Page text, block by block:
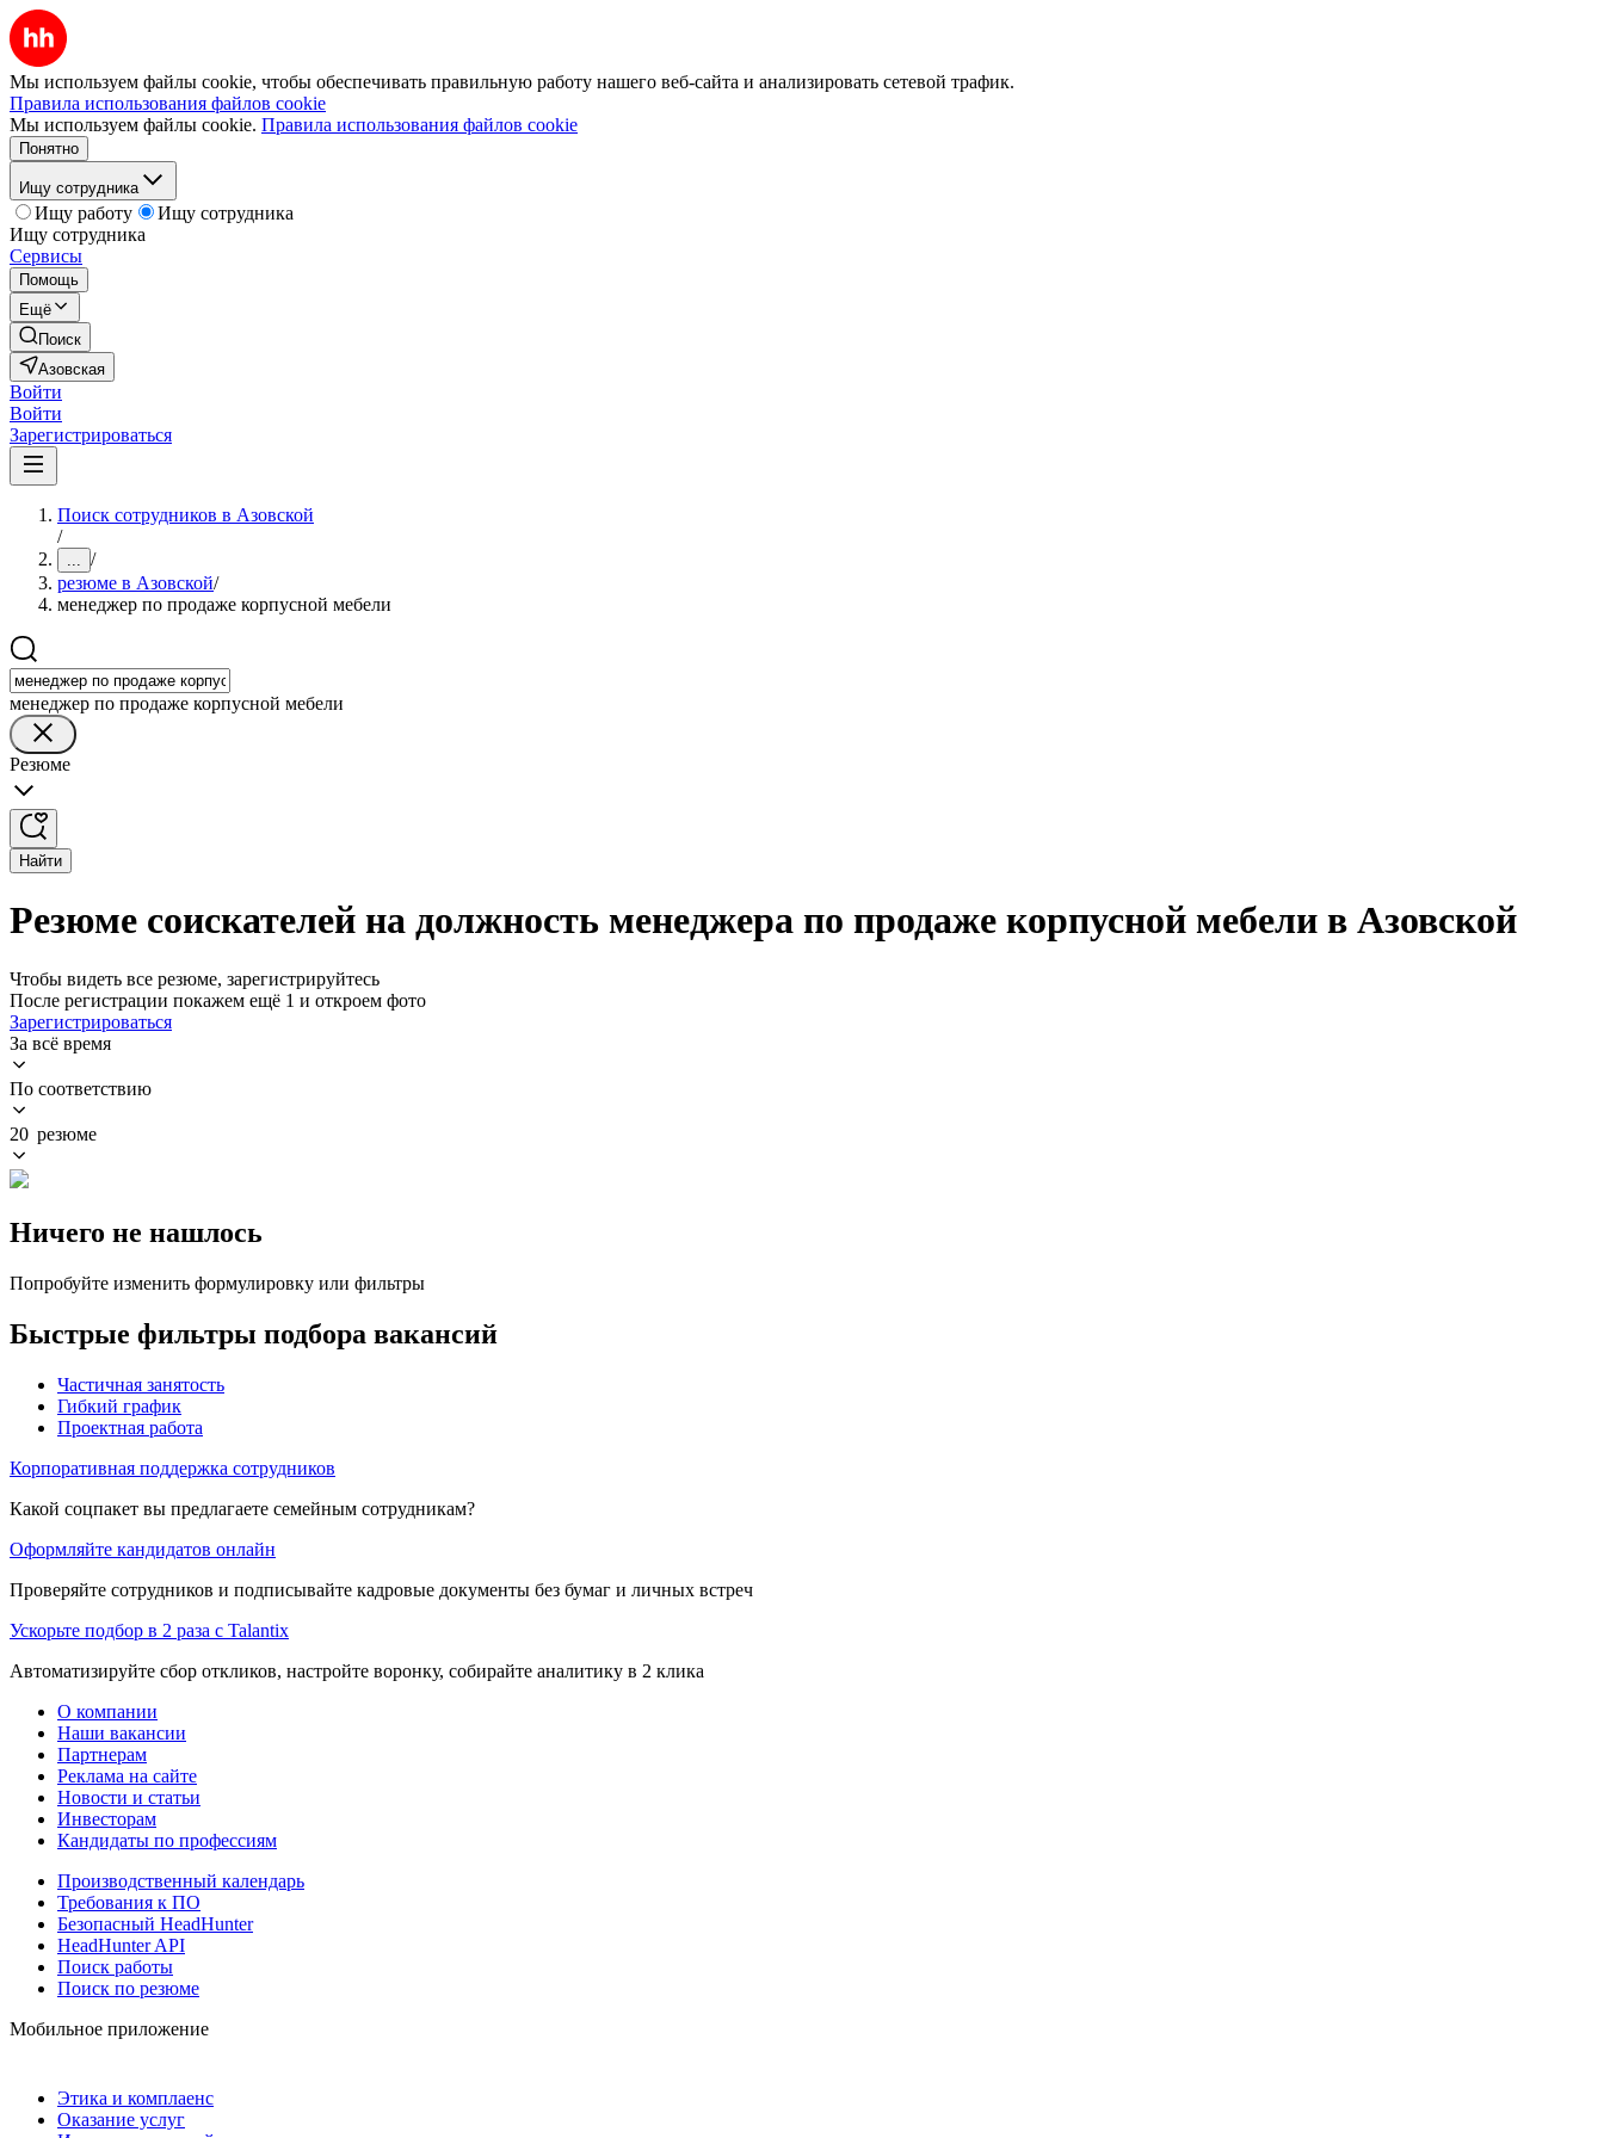
Мы используем файлы cookie, чтобы обеспечивать правильную работу нашего веб-сайта и анализировать сетевой трафик.
Правила использования файлов cookie
Мы используем файлы cookie. Правила использования файлов cookie
Понятно
Ищу сотрудника
Ищу работу
Ищу сотрудника
Ищу сотрудника
Сервисы
Помощь
Ещё
Поиск
Азовская
Войти
Войти
Зарегистрироваться
Поиск сотрудников в Азовской
/
... /
резюме в Азовской/
менеджер по продаже корпусной мебели
менеджер по продаже корпусной мебели
Резюме
Найти
Резюме соискателей на должность менеджера по продаже корпусной мебели в Азовской
Чтобы видеть все резюме, зарегистрируйтесь
После регистрации покажем ещё 1 и откроем фото
Зарегистрироваться
За всё время
По соответствию
20 резюме
Ничего не нашлось
Попробуйте изменить формулировку или фильтры
Быстрые фильтры подбора вакансий
Частичная занятость
Гибкий график
Проектная работа
Корпоративная поддержка сотрудников
Какой соцпакет вы предлагаете семейным сотрудникам?
Оформляйте кандидатов онлайн
Проверяйте сотрудников и подписывайте кадровые документы без бумаг и личных встреч
Ускорьте подбор в 2 раза с Talantix
Автоматизируйте сбор откликов, настройте воронку, собирайте аналитику в 2 клика
О компании
Наши вакансии
Партнерам
Реклама на сайте
Новости и статьи
Инвесторам
Кандидаты по профессиям
Производственный календарь
Требования к ПО
Безопасный HeadHunter
HeadHunter API
Поиск работы
Поиск по резюме
Мобильное приложение
Этика и комплаенс
Оказание услуг